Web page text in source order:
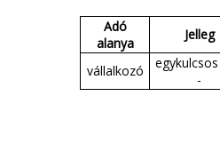
Adó
alanya
Jelleg
vállalkozó
-